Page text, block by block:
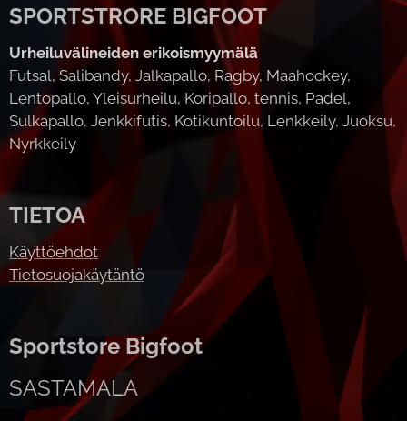
SPORTSTRORE BIGFOOT
Urheiluvälineiden erikoismyymälä
Futsal, Salibandy, Jalkapallo, Ragby, Maahockey,
Lentopallo, Yleisurheilu, Koripallo, tennis, Padel,
Sulkapallo, Jenkkifutis, Kotikuntoilu, Lenkkeily, Juoksu,
Nyrkkeily
TIETOA
Käyttöehdot
Tietosuojakäytäntö
Sportstore Bigfoot
SASTAMALA